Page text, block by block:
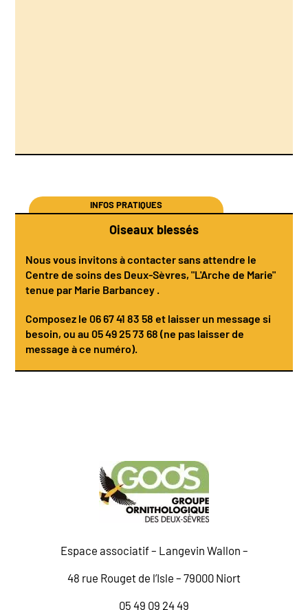
INFOS PRATIQUES
Oiseaux blessés
Nous vous invitons à contacter sans attendre le
Centre de soins des Deux-Sèvres, "L'Arche de Marie"
tenue par Marie Barbancey .
Composez le06 67 41 83 58 et laisser un message si
besoin, ou au 05 49 25 73 68 (ne pas laisser de
message à ce numéro).
Espace associatif – Langevin Wallon –
48 rue Rouget de l’Isle – 79000 Niort
05 49 09 24 49